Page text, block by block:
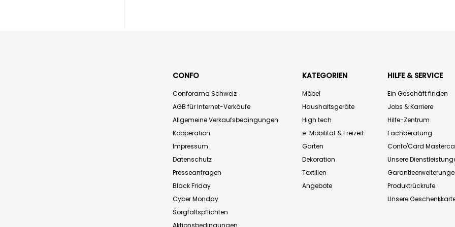
CONFO
Conforama Schweiz
AGB für Internet-Verkäufe
Allgemeine Verkaufsbedingungen
Kooperation
Impressum
Datenschutz
Presseanfragen
Black Friday
Cyber Monday
Sorgfaltspflichten
KATEGORIEN
Möbel
Haushaltsgeräte
High tech
e-Mobilität & Freizeit
Garten
Dekoration
Textilien
Angebote
HILFE & SERVICE
Ein Geschäft finden
Jobs & Karriere
Hilfe-Zentrum
Fachberatung
Confo'Card
Unsere
Produktrückrufe
Unsere